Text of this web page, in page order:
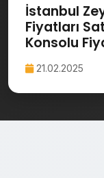
İstanbul
Fiyatları
Konsolu
21.02.2025